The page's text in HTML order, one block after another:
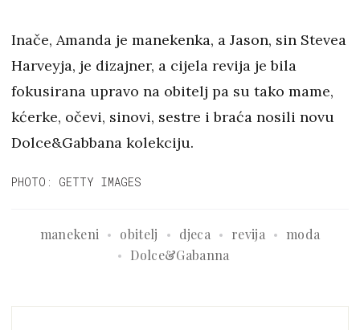
Inače, Amanda je manekenka, a Jason, sin Stevea
Harveyja, je dizajner, a cijela revija je bila
fokusirana upravo na obitelj pa su tako mame,
kćerke, očevi, sinovi, sestre i braća nosili novu
Dolce&Gabbana kolekciju.
PHOTO: GETTY IMAGES
manekeni obitelj djeca revija
moda
Dolce&Gabanna